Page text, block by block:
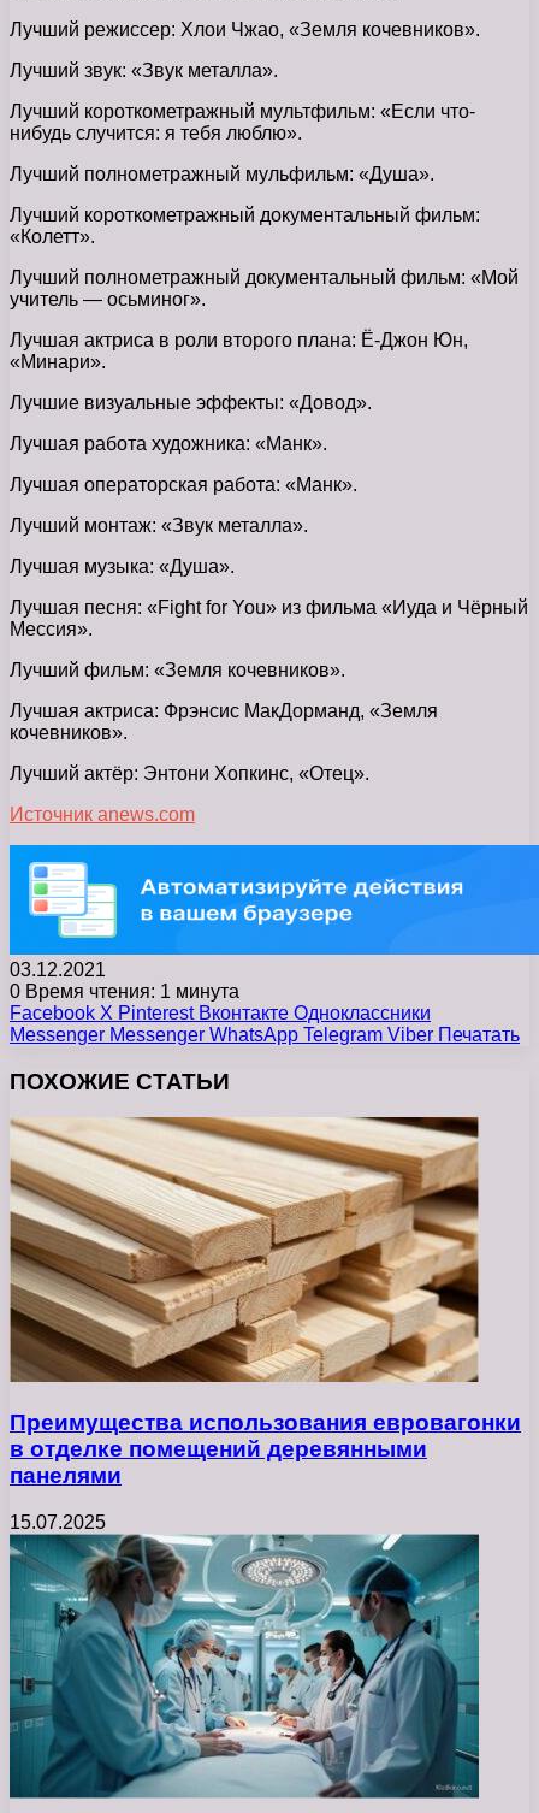
Лучший режиссер: Хлои Чжао, «Земля кочевников».
Лучший звук: «Звук металла».
Лучший короткометражный мультфильм: «Если что-
нибудь случится: я тебя люблю».
Лучший полнометражный мульфильм: «Душа».
Лучший короткометражный документальный фильм:
«Колетт».
Лучший полнометражный документальный фильм: «Мой
учитель — осьминог».
Лучшая актриса в роли второго плана: Ё-Джон Юн,
«Минари».
Лучшие визуальные эффекты: «Довод».
Лучшая работа художника: «Манк».
Лучшая операторская работа: «Манк».
Лучший монтаж: «Звук металла».
Лучшая музыка: «Душа».
Лучшая песня: «Fight for You» из фильма «Иуда и Чёрный
Мессия».
Лучший фильм: «Земля кочевников».
Лучшая актриса: Фрэнсис МакДорманд, «Земля
кочевников».
Лучший актёр: Энтони Хопкинс, «Отец».
Источник anews.com
03.12.2021
0 Время чтения: 1 минута
Facebook X Pinterest Вконтакте Одноклассники
Messenger Messenger WhatsApp Telegram Viber Печатать
ПОХОЖИЕ СТАТЬИ
Преимущества использования евровагонки
в отделке помещений деревянными
панелями
15.07.2025